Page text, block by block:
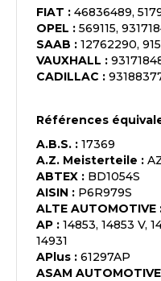
FIAT : 46836489,
OPEL : 569115,
SAAB : 12762290,
VAUXHALL :
CADILLAC :
Références
A.B.S. : 17369
A.Z. Meisterteile :
ABTEX : BD1054S
AISIN : P6R979S
ALTE AUTOMOTIVE
AP : 14853, 14853 V,
14931
APlus : 61297AP
ASAM AUTOMOTIVE